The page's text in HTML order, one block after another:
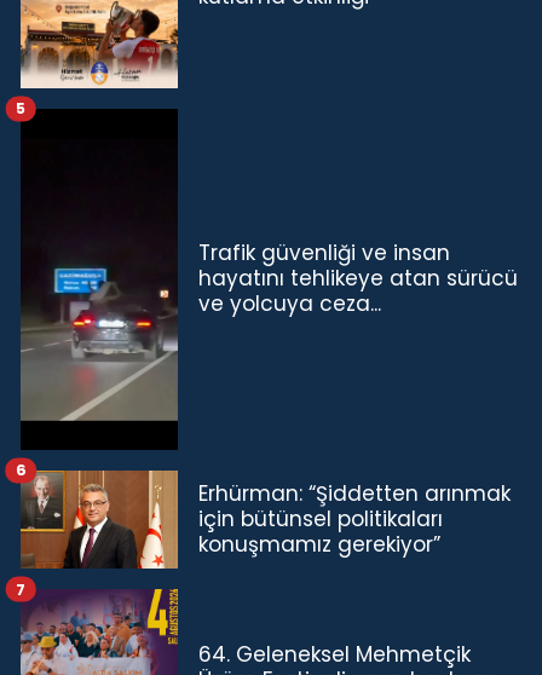
Trafik güvenliği ve insan
hayatını tehlikeye atan sürücü
ve yolcuya ceza...
5
Erhürman: “Şiddetten arınmak
için bütünsel politikaları
konuşmamız gerekiyor”
6
64. Geleneksel Mehmetçik
7